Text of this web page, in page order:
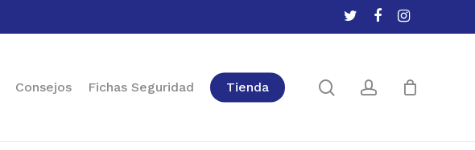
twitterfacebookinstagram
Consejos Fichas Seguridad Tienda searchaccount
Cart Close